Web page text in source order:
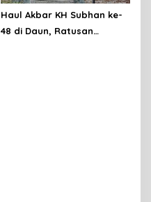
Haul Akbar KH Subhan ke-
48 di Daun, Ratusan